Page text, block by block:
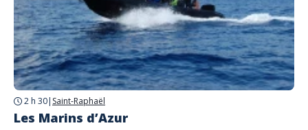
2 h 30| Saint-Raphaël
Les Marins d’Azur